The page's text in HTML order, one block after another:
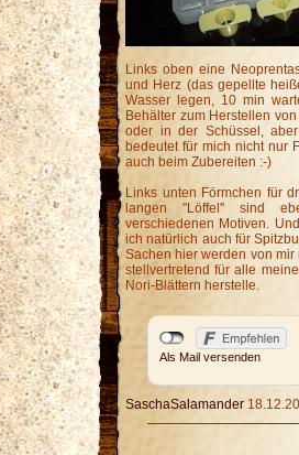
Links oben eine
und Herz (das gepellte
Wasser legen, 10 min
Behälter zum Herstellen
oder in der Schüssel,
bedeutet für mich nicht nur
auch beim Zubereiten :-)
Links unten Förmchen für
langen "Löffel" sind
verschiedenen Motiven.
ich natürlich auch für
Sachen hier werden von mir
stellvertretend für alle
Nori-Blättern herstelle.
Als Mail versenden
SaschaSalamander